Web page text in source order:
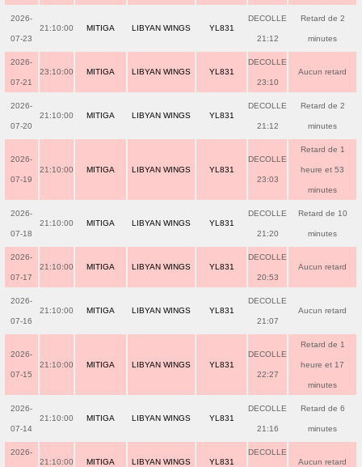
2026-
07-23
21:10:00 MITIGA LIBYAN WINGS YL831
DECOLLE
21:12
Retard de 2
minutes
2026-
07-21
23:10:00 MITIGA LIBYAN WINGS YL831
DECOLLE
23:10
Aucun retard
2026-
07-20
21:10:00 MITIGA LIBYAN WINGS YL831
DECOLLE
21:12
Retard de 2
minutes
2026-
07-19
21:10:00 MITIGA LIBYAN WINGS YL831
DECOLLE
23:03
Retard de 1
heure et 53
minutes
2026-
07-18
21:10:00 MITIGA LIBYAN WINGS YL831
DECOLLE
21:20
Retard de 10
minutes
2026-
07-17
21:10:00 MITIGA LIBYAN WINGS YL831
DECOLLE
20:53
Aucun retard
2026-
07-16
21:10:00 MITIGA LIBYAN WINGS YL831
DECOLLE
21:07
Aucun retard
2026-
07-15
21:10:00 MITIGA LIBYAN WINGS YL831
DECOLLE
22:27
Retard de 1
heure et 17
minutes
2026-
07-14
21:10:00 MITIGA LIBYAN WINGS YL831
DECOLLE
21:16
Retard de 6
minutes
2026-
21:10:00 MITIGA LIBYAN WINGS YL831
DECOLLE
Aucun retard